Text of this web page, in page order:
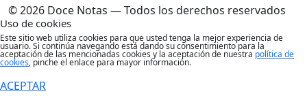
© 2026 Doce Notas — Todos los derechos reservados
Uso de cookies
Este sitio web utiliza cookies para que usted tenga la mejor experiencia de
usuario. Si continúa navegando está dando su consentimiento para la
aceptación de las mencionadas cookies y la aceptación de nuestra política de
cookies, pinche el enlace para mayor información.
ACEPTAR